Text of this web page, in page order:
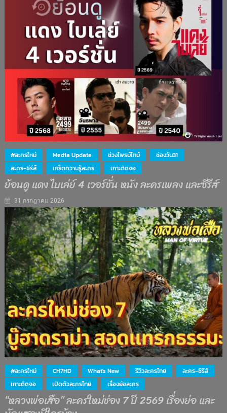
#ละครใหม่ Media Update ช่วงไพรม์ไทม์
ช่องวัน31
ละคร-ซีรีส์
เกร็ดความรู้ละคร เกาะติดจอ
ย้อนดู แดง ไบเล่ย์ 4 เวอร์ชั่น หนัง ละครเพลง และซีรีส์
31 กรกฎาคม 2026
#ละครใหม่ CH7HD What's New รีวิวละครไทย
ละคร-ซีรีส์
เกาะติดจอ
เปิดตัวละครไทย เรื่องย่อละคร
“หลวงพ่อเสือ” ละครใหม่ช่อง 7 ปี 2569 เรื่องย่อ และ